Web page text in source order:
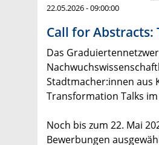
22.05.2026 - 09:00:00
Call for
Das
Stadtmacher:innen aus
Transformation Talks im
Noch bis zum 22. Mai
Bewerbungen